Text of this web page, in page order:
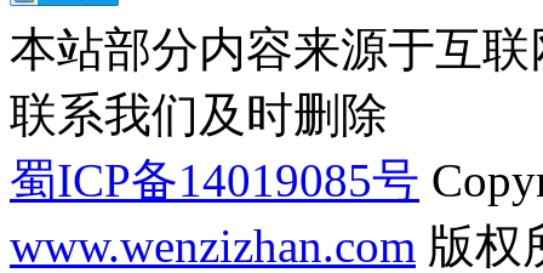
本站部分内容来源于互
联系我们及时删除
蜀ICP备14019085号
www.wenzizhan.com 版权